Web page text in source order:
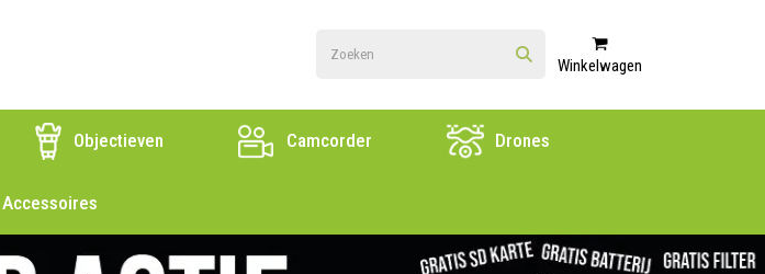
Winkelwagen
Objectieven Camcorder Drones
Accessoires